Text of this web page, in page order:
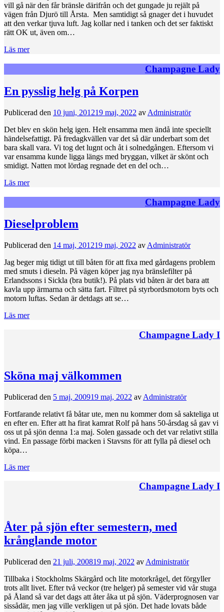
vill gå när den får bränsle därifrån och det gungade ju rejält på
vägen från Djurö till Årsta. Men samtidigt så gnager det i huvudet
att den verkar tjuva luft. Jag kollar ned i tanken och det ser faktiskt
rätt OK ut, även om…
Läs mer
Champagne Lady
En pysslig helg på Korpen
Publicerad den 10 juni, 201219 maj, 2022 av Administratör
Det blev en skön helg igen. Helt ensamma men ändå inte speciellt
händelsefattigt. På fredagkvällen var det så där underbart som det
bara skall vara. Vi tog det lugnt och åt i solnedgången. Eftersom vi
var ensamma kunde ligga längs med bryggan, vilket är skönt och
smidigt. Natten mot lördag regnade det en del och…
Läs mer
Champagne Lady
Dieselproblem
Publicerad den 14 maj, 201219 maj, 2022 av Administratör
Jag beger mig tidigt ut till båten för att fixa med gårdagens problem
med smuts i dieseln. På vägen köper jag nya bränslefilter på
Erlandssons i Sickla (bra butik!). På plats vid båten är det bara att
kavla upp ärmarna och sätta fart. Filtret på styrbordsmotorn byts och
motorn luftas. Sedan är detdags att se…
Läs mer
Champagne Lady I
Sköna maj välkommen
Publicerad den 5 maj, 200919 maj, 2022 av Administratör
Fortfarande relativt få båtar ute, men nu kommer dom så sakteliga ut
en efter en. Efter att ha firat kamrat Rolf på hans 50-årsdag så gav vi
oss ut på sjön denna 1:a maj. Solen gassade och det var relativt stilla
vind. En passage förbi macken i Stavsns för att fylla på diesel och
köpa…
Läs mer
Champagne Lady I
Åter på sjön efter semestern, med
krånglande motor
Publicerad den 21 juli, 200819 maj, 2022 av Administratör
Tillbaka i Stockholms Skärgård och lite motorkrågel, det förgyller
trots allt livet. Efter två veckor (tre helger) på semester vid vår stuga
på Åland så var det dags att åter åka ut på sjön. Väderprognosen var
sissådär, men jag ville verkligen ut på sjön. Det hade lovats både